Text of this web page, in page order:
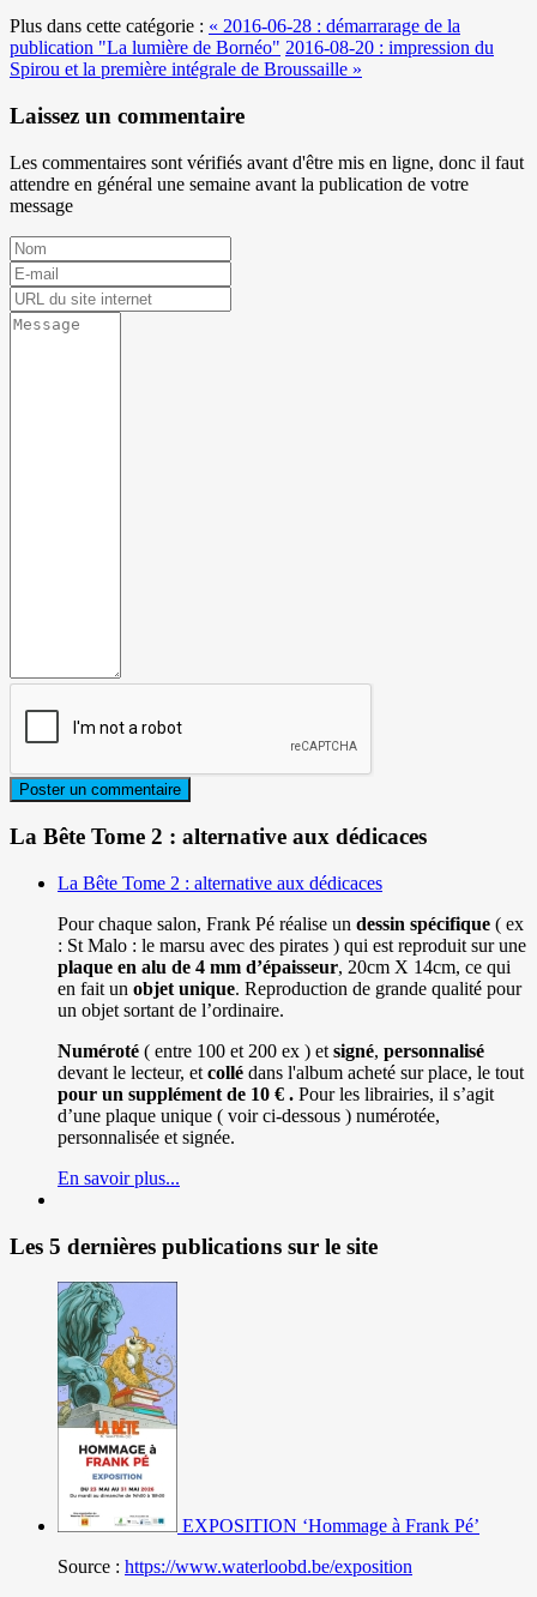
Plus dans cette catégorie : « 2016-06-28 : démarrarage de la
publication "La lumière de Bornéo" 2016-08-20 : impression du
Spirou et la première intégrale de Broussaille »
Laissez un commentaire
Les commentaires sont vérifiés avant d'être mis en ligne, donc il faut
attendre en général une semaine avant la publication de votre
message
La Bête Tome 2 : alternative aux dédicaces
La Bête Tome 2 : alternative aux dédicaces
Pour chaque salon, Frank Pé réalise un dessin spécifique ( ex
: St Malo : le marsu avec des pirates ) qui est reproduit sur une
plaque en alu de 4 mm d’épaisseur, 20cm X 14cm, ce qui
en fait un objet unique. Reproduction de grande qualité pour
un objet sortant de l’ordinaire.
Numéroté ( entre 100 et 200 ex ) et signé, personnalisé
devant le lecteur, et collé dans l'album acheté sur place, le tout
pour un supplément de 10 € . Pour les librairies, il s’agit
d’une plaque unique ( voir ci-dessous ) numérotée,
personnalisée et signée.
En savoir plus...
Les 5 dernières publications sur le site
EXPOSITION ‘Hommage à Frank Pé’
Source : https://www.waterloobd.be/exposition